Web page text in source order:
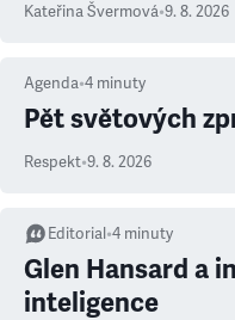
Kateřina Švermová•9. 8. 2026
Agenda•4 minuty
Pět světových
Respekt•9. 8. 2026
Editorial •4 minuty
Glen Hansard a
inteligence